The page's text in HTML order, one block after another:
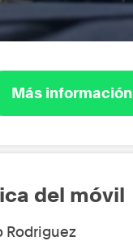
Más información
del móvil
Rodriguez